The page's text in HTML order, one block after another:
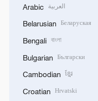
Arabic العربية
Belarusian Беларуская
Bengali বাংলা
Bulgarian Български
Cambodian ខ្មែរ
Croatian Hrvatski